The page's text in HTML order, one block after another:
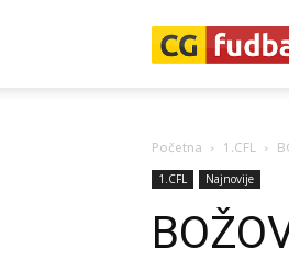
Početna 1.CFL
1.CFL Najnovije